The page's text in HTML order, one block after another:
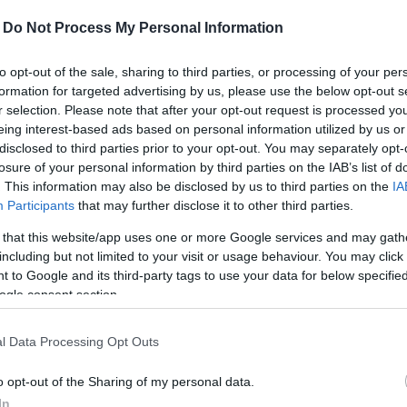
Do Not Process My Personal Information
opt-out of the sale, sharing to third parties, or processing of your
for targeted advertising by us, please use the below opt-out
selection. Please note that after your opt-out request is processed
interest-based ads based on personal information utilized by us
to third parties prior to your opt-out. You may separately
of your personal information by third parties on the IAB’s list of
This information may also be disclosed by us to third parties on the
Participants that may further disclose it to other third parties.
that this website/app uses one or more Google services and may
but not limited to your visit or usage behaviour. You may
to Google and its third-party tags to use your data for below
consent section.
Data Processing Opt Outs
opt-out of the Sharing of my personal data.
napjáról azóta is, minden évben hangsúlyozza a
több mint 60 000 siket és nagyothalló
"a siketek és nagyothallók jelnyelvhasználó
és a magyar jelnyelv használatáról szóló
elnöke példaként megemlítette a Kontakt
lehet jelnyelvből magyar nyelvvizsgát
törvény a világ egyik legkorszerűbb jelnyelvi
Kósa Ádám.